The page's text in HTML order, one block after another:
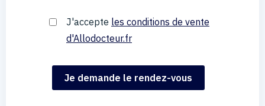
J'accepte les conditions de vente
d'Allodocteur.fr